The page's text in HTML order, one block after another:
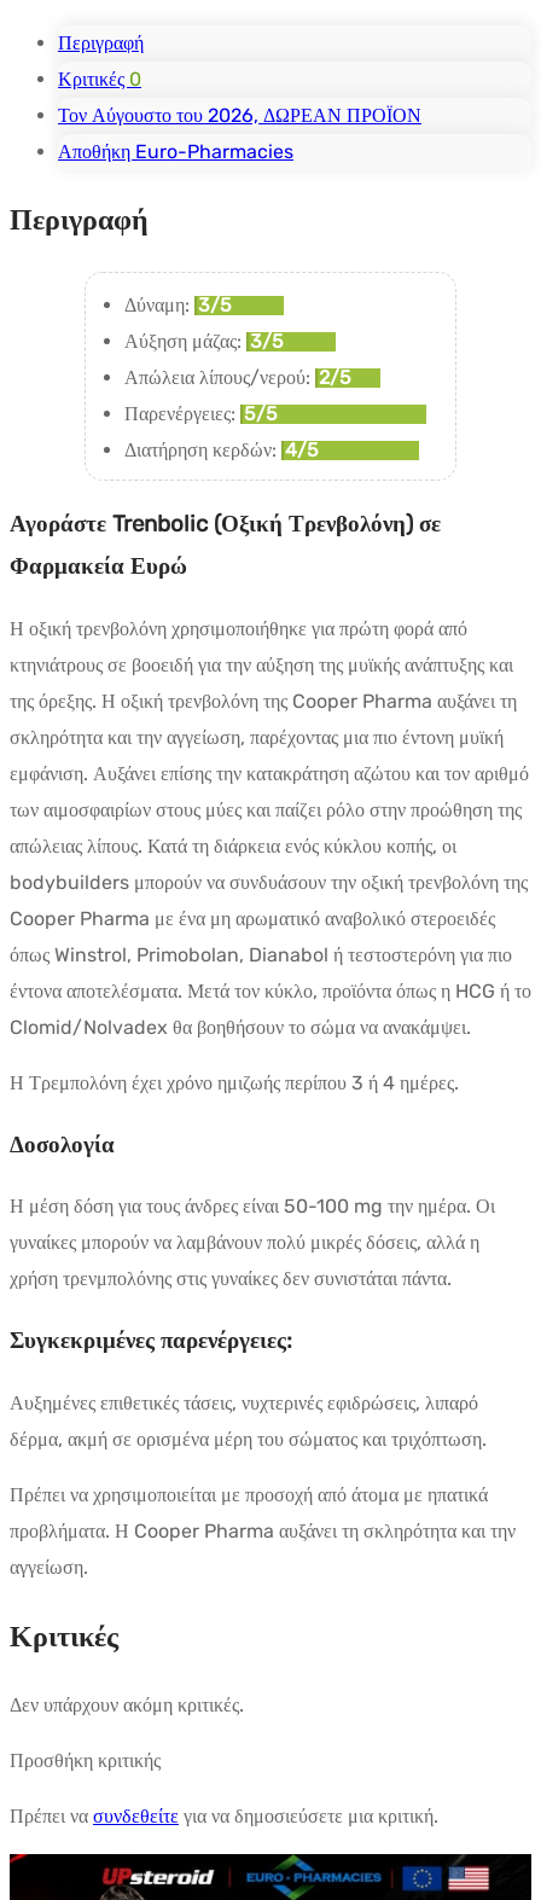
Περιγραφή
Κριτικές 0
Τον Αύγουστο του 2026, ΔΩΡΕΑΝ ΠΡΟΪΟΝ
Αποθήκη Euro-Pharmacies
Περιγραφή
Δύναμη: 3/5
Αύξηση μάζας: 3/5
Απώλεια λίπους/νερού: 2/5
Παρενέργειες: 5/5
Διατήρηση κερδών: 4/5
Αγοράστε Trenbolic (Οξική Τρενβολόνη) σε
Φαρμακεία Ευρώ
Η οξική τρενβολόνη χρησιμοποιήθηκε για πρώτη φορά από
κτηνιάτρους σε βοοειδή για την αύξηση της μυϊκής ανάπτυξης και
της όρεξης. Η οξική τρενβολόνη της Cooper Pharma αυξάνει τη
σκληρότητα και την αγγείωση, παρέχοντας μια πιο έντονη μυϊκή
εμφάνιση. Αυξάνει επίσης την κατακράτηση αζώτου και τον αριθμό
των αιμοσφαιρίων στους μύες και παίζει ρόλο στην προώθηση της
απώλειας λίπους. Κατά τη διάρκεια ενός κύκλου κοπής, οι
bodybuilders μπορούν να συνδυάσουν την οξική τρενβολόνη της
Cooper Pharma με ένα μη αρωματικό αναβολικό στεροειδές
όπως Winstrol, Primobolan, Dianabol ή τεστοστερόνη για πιο
έντονα αποτελέσματα. Μετά τον κύκλο, προϊόντα όπως η HCG ή το
Clomid/Nolvadex θα βοηθήσουν το σώμα να ανακάμψει.
Η Τρεμπολόνη έχει χρόνο ημιζωής περίπου 3 ή 4 ημέρες.
Δοσολογία
Η μέση δόση για τους άνδρες είναι 50-100 mg την ημέρα. Οι
γυναίκες μπορούν να λαμβάνουν πολύ μικρές δόσεις, αλλά η
χρήση τρενμπολόνης στις γυναίκες δεν συνιστάται πάντα.
Συγκεκριμένες παρενέργειες:
Αυξημένες επιθετικές τάσεις, νυχτερινές εφιδρώσεις, λιπαρό
δέρμα, ακμή σε ορισμένα μέρη του σώματος και τριχόπτωση.
Πρέπει να χρησιμοποιείται με προσοχή από άτομα με ηπατικά
προβλήματα. Η Cooper Pharma αυξάνει τη σκληρότητα και την
αγγείωση.
Κριτικές
Δεν υπάρχουν ακόμη κριτικές.
Προσθήκη κριτικής
Πρέπει να συνδεθείτε για να δημοσιεύσετε μια κριτική.